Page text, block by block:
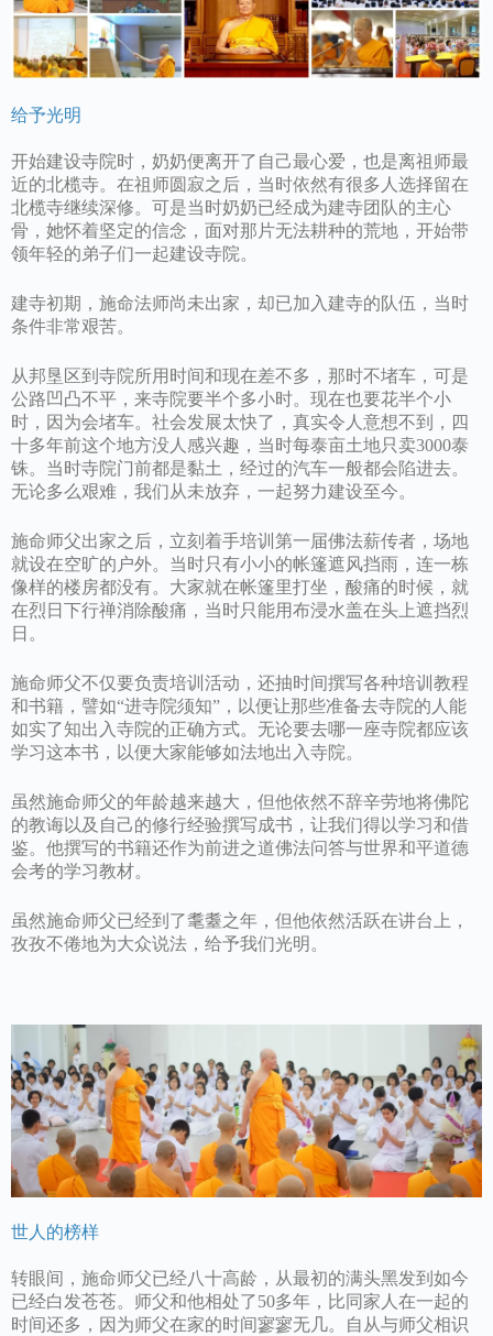
给予光明
开始建设寺院时，奶奶便离开了自己最心爱，也是离祖师最
近的北榄寺。在祖师圆寂之后，当时依然有很多人选择留在
北榄寺继续深修。可是当时奶奶已经成为建寺团队的主心
骨，她怀着坚定的信念，面对那片无法耕种的荒地，开始带
领年轻的弟子们一起建设寺院。
建寺初期，施命法师尚未出家，却已加入建寺的队伍，当时
条件非常艰苦。
从邦垦区到寺院所用时间和现在差不多，那时不堵车，可是
公路凹凸不平，来寺院要半个多小时。现在也要花半个小
时，因为会堵车。社会发展太快了，真实令人意想不到，四
十多年前这个地方没人感兴趣，当时每泰亩土地只卖3000泰
铢。当时寺院门前都是黏土，经过的汽车一般都会陷进去。
无论多么艰难，我们从未放弃，一起努力建设至今。
施命师父出家之后，立刻着手培训第一届佛法薪传者，场地
就设在空旷的户外。当时只有小小的帐篷遮风挡雨，连一栋
像样的楼房都没有。大家就在帐篷里打坐，酸痛的时候，就
在烈日下行禅消除酸痛，当时只能用布浸水盖在头上遮挡烈
日。
施命师父不仅要负责培训活动，还抽时间撰写各种培训教程
和书籍，譬如“进寺院须知”，以便让那些准备去寺院的人能
如实了知出入寺院的正确方式。无论要去哪一座寺院都应该
学习这本书，以便大家能够如法地出入寺院。
虽然施命师父的年龄越来越大，但他依然不辞辛劳地将佛陀
的教诲以及自己的修行经验撰写成书，让我们得以学习和借
鉴。他撰写的书籍还作为前进之道佛法问答与世界和平道德
会考的学习教材。
虽然施命师父已经到了耄耋之年，但他依然活跃在讲台上，
孜孜不倦地为大众说法，给予我们光明。
世人的榜样
转眼间，施命师父已经八十高龄，从最初的满头黑发到如今
已经白发苍苍。师父和他相处了50多年，比同家人在一起的
时间还多，因为师父在家的时间寥寥无几。自从与师父相识